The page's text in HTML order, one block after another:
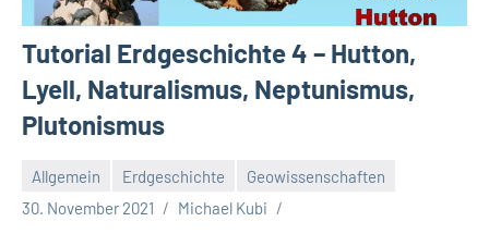
Tutorial Erdgeschichte 4 – Hutton,
Lyell, Naturalismus, Neptunismus,
Plutonismus
Allgemein Erdgeschichte
Geowissenschaften
30. November 2021
Michael Kubi